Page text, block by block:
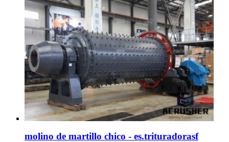
molino de martillo chico - es.trituradorasf